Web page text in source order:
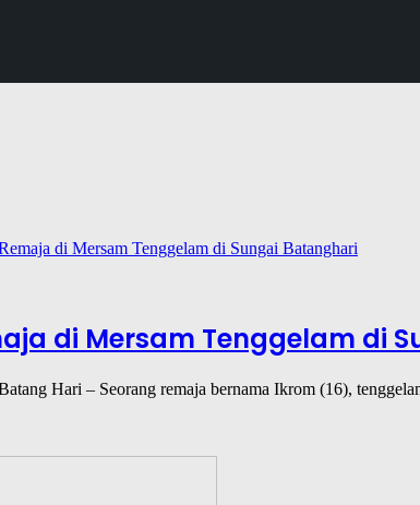
di Mersam Tenggelam di
Hari – Seorang remaja bernama Ikrom (16),